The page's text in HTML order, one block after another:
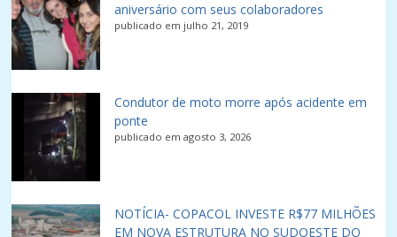
aniversário com seus colaboradores
publicado em julho 21, 2019
Condutor de moto morre após acidente em
ponte
publicado em agosto 3, 2026
NOTÍCIA- COPACOL INVESTE R$77 MILHÕES
EM NOVA ESTRUTURA NO SUDOESTE DO